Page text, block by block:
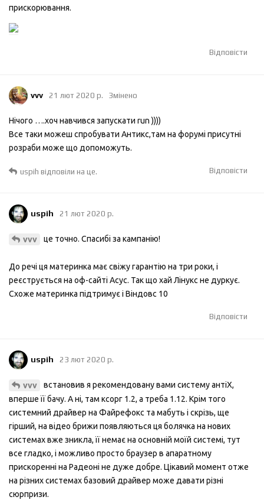
прискорювання.
Відповісти
vvv 21 лют 2020 р. Змінено
Нічого ….хоч навчився запускати run ))))
Все таки можеш спробувати Антикс,там на форумі присутні
розраби може що допоможуть.
Відповісти
uspih відповіли на це.
uspih 21 лют 2020 р.
vvv це точно. Спасибі за кампанію!
До речі ця материнка має свіжу гарантію на три роки, і
реєструється на оф-сайті Асус. Так що хай Лінукс не дуркує.
Схоже материнка підтримує і Віндовс 10
Відповісти
uspih 23 лют 2020 р.
vvv
встановив я рекомендовану вами систему антіХ,
вперше її бачу. А ні, там ксорг 1.2, а треба 1.12. Крім того
системний драйвер на Файрефокс та мабуть і скрізь, ще
гірший, на відео брижи появляються ця болячка на нових
системах вже зникла, її немає на основній моїй системі, тут
все гладко, і можливо просто браузер в апаратному
прискоренні на Радеоні не дуже добре. Цікавий момент отже
на різних системах базовий драйвер може давати різні
сюрпризи.